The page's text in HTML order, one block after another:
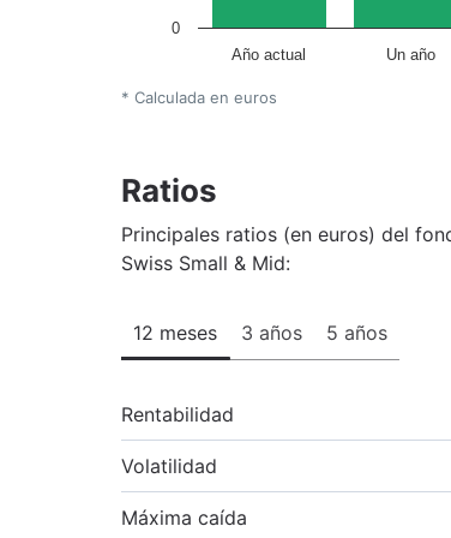
Año actual Un año
0
* Calculada en euros
Ratios
Principales ratios (en euros) del
Swiss Small & Mid:
12 meses 3 años 5 años
Rentabilidad
Volatilidad
Máxima caída